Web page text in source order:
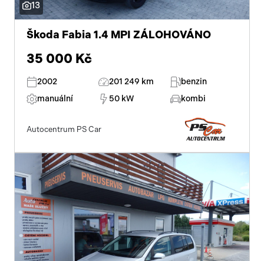
13
Škoda Fabia 1.4 MPI ZÁLOHOVÁNO
35 000 Kč
2002 201 249 km
benzin
manuální
50 kW kombi
Autocentrum PS Car